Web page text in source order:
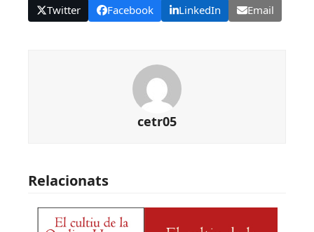
Twitter Facebook LinkedIn Email
cetr05
Relacionats